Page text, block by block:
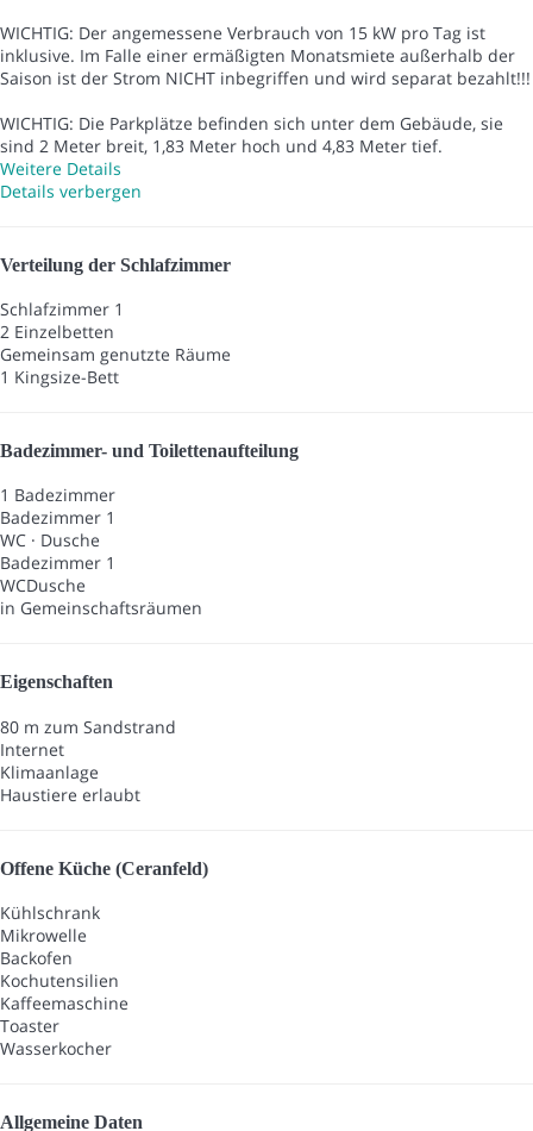
WICHTIG: Der angemessene Verbrauch von 15 kW pro Tag ist
inklusive. Im Falle einer ermäßigten Monatsmiete außerhalb der
Saison ist der Strom NICHT inbegriffen und wird separat bezahlt!!!
WICHTIG: Die Parkplätze befinden sich unter dem Gebäude, sie
sind 2 Meter breit, 1,83 Meter hoch und 4,83 Meter tief.
Weitere Details
Details verbergen
Verteilung der Schlafzimmer
Schlafzimmer 1
2 Einzelbetten
Gemeinsam genutzte Räume
1 Kingsize-Bett
Badezimmer- und Toilettenaufteilung
1 Badezimmer
Badezimmer 1
WC · Dusche
Badezimmer 1
WCDusche
in Gemeinschaftsräumen
Eigenschaften
80 m zum Sandstrand
Internet
Klimaanlage
Haustiere erlaubt
Offene Küche (Ceranfeld)
Kühlschrank
Mikrowelle
Backofen
Kochutensilien
Kaffeemaschine
Toaster
Wasserkocher
Allgemeine Daten